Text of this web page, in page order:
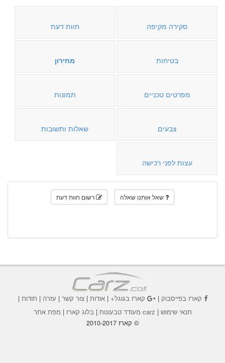
סקירה מקיפה חוות דעת
בטיחות מחירון
מפרטים טכניים תמונות
צבעים שאלות ותשובות
עצות לפני רכישה
שאל אותנו שאלה רשום חוות דעת
קארז בפייסבוק| קארז בגוגל+|אודות |צור קשר | עזרה | תודות |
תנאי שימוש | carz מעודד טבעונות | בלוג קארז | מפת אתר
© קארז 2010-2017